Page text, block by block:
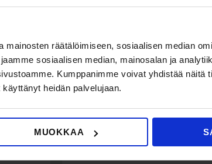
mainosten räätälöimiseen, sosiaalisen median
sosiaalisen median, mainosalan ja
Kumppanimme voivat yhdistää näitä
heidän palvelujaan.
MUOKKAA